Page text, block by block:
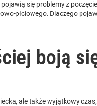
się problemy z
płciowego. Dlaczego
boją
ale także wyjątkowy